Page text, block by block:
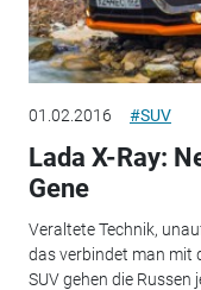
01.02.2016 #SUV
Lada X-Ray:
Gene
Veraltete Technik,
das verbindet man mit
SUV gehen die